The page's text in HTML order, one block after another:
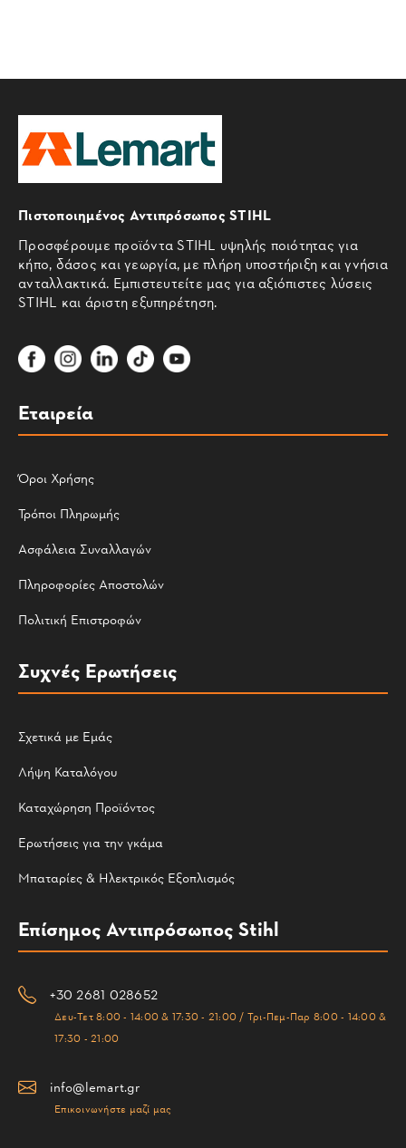
Πιστοποιημένος Αντιπρόσωπος STIHL
Προσφέρουμε προϊόντα STIHL υψηλής ποιότητας για
κήπο, δάσος και γεωργία, με πλήρη υποστήριξη και γνήσια
ανταλλακτικά. Εμπιστευτείτε μας για αξιόπιστες λύσεις
STIHL και άριστη εξυπηρέτηση.
Εταιρεία
Όροι Χρήσης
Τρόποι Πληρωμής
Ασφάλεια Συναλλαγών
Πληροφορίες Αποστολών
Πολιτική Επιστροφών
Συχνές Ερωτήσεις
Σχετικά με Εμάς
Λήψη Καταλόγου
Καταχώρηση Προϊόντος
Ερωτήσεις για την γκάμα
Μπαταρίες & Ηλεκτρικός Εξοπλισμός
Επίσημος Αντιπρόσωπος Stihl
+30 2681 028652
Δευ-Τετ 8:00 - 14:00 & 17:30 - 21:00 / Τρι-Πεμ-Παρ 8:00 - 14:00 &
17:30 - 21:00
info@lemart.gr
Επικοινωνήστε μαζί μας